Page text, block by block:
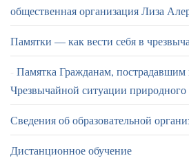
общественная организация Лиза
Памятки — как вести себя в
Памятка Гражданам, пострадавшим
Чрезвычайной ситуации природного
Сведения об образовательной
Дистанционное обучение